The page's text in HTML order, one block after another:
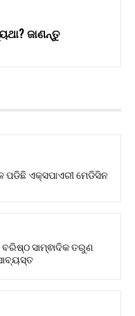
ଜାଣନ୍ତୁ
ପଡିଛି ଏକ୍ସପାଏରୀ ମେଡିସିନ
ବରିଷ୍ଠ ସାମ୍ଵାଦିକ ତରୁଣ